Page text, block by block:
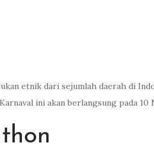
etnik dari sejumlah daerah di
ini akan berlangsung pada 10